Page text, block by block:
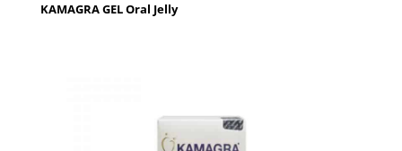
KAMAGRA GEL Oral Jelly